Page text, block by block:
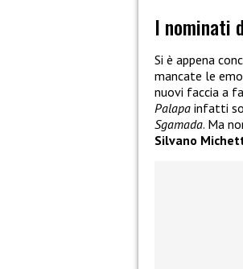
I nominati
Si è appena
mancate le
nuovi faccia a
Palapa infatti
Sgamada. Ma
Silvano